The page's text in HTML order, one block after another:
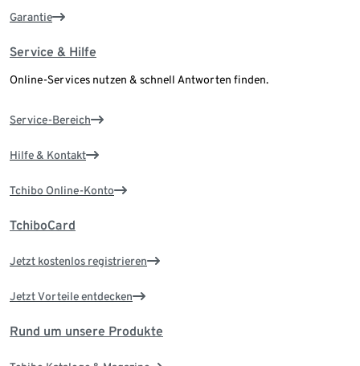
Garantie
Service & Hilfe
Online-Services nutzen & schnell Antworten finden.
Service-Bereich
Hilfe & Kontakt
Tchibo Online-Konto
TchiboCard
Jetzt kostenlos registrieren
Jetzt Vorteile entdecken
Rund um unsere Produkte